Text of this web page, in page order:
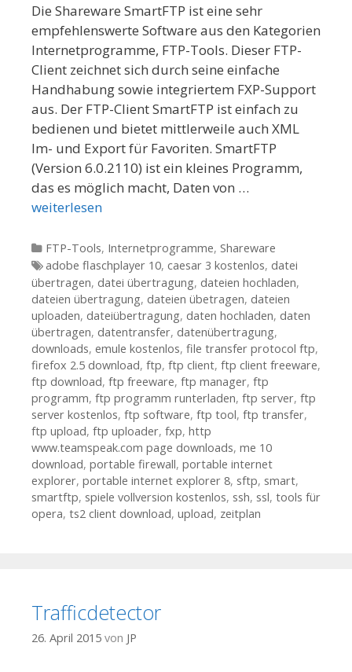
Die Shareware SmartFTP ist eine sehr
empfehlenswerte Software aus den Kategorien
Internetprogramme, FTP-Tools. Dieser FTP-
Client zeichnet sich durch seine einfache
Handhabung sowie integriertem FXP-Support
aus. Der FTP-Client SmartFTP ist einfach zu
bedienen und bietet mittlerweile auch XML
Im- und Export für Favoriten. SmartFTP
(Version 6.0.2110) ist ein kleines Programm,
das es möglich macht, Daten von …
weiterlesen
Kategorien
FTP-Tools, Internetprogramme, Shareware
Tags
adobe flaschplayer 10, caesar 3 kostenlos, datei
übertragen, datei übertragung, dateien hochladen,
dateien übertragung, dateien übetragen, dateien
uploaden, dateiübertragung, daten hochladen, daten
übertragen, datentransfer, datenübertragung,
downloads, emule kostenlos, file transfer protocol ftp,
firefox 2.5 download, ftp, ftp client, ftp client freeware,
ftp download, ftp freeware, ftp manager, ftp
programm, ftp programm runterladen, ftp server, ftp
server kostenlos, ftp software, ftp tool, ftp transfer,
ftp upload, ftp uploader, fxp, http
www.teamspeak.com page downloads, me 10
download, portable firewall, portable internet
explorer, portable internet explorer 8, sftp, smart,
smartftp, spiele vollversion kostenlos, ssh, ssl, tools für
opera, ts2 client download, upload, zeitplan
Trafficdetector
26. April 2015 von JP